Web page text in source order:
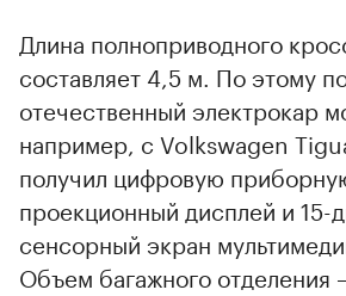
Длина полноприводного
составляет 4,5 м. По этому
отечественный электрокар
например, с Volkswagen
получил цифровую
проекционный дисплей и
сенсорный экран
Объем багажного отделения